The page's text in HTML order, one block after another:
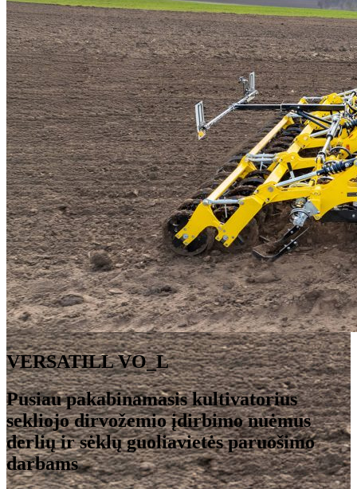
VERSATILL VO_L
Pusiau pakabinamasis kultivatorius
sekliojo dirvožemio įdirbimo nuėmus
derlių ir sėklų guoliavietės paruošimo
darbams